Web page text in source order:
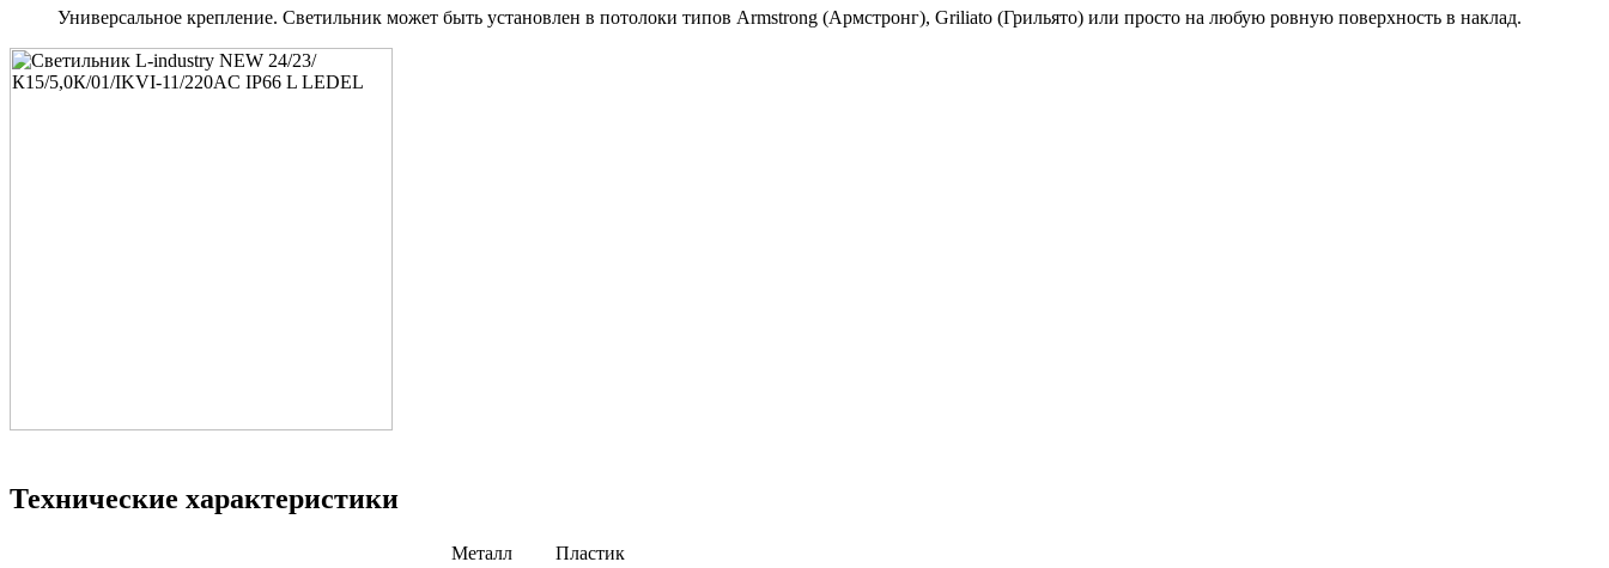
Универсальное крепление. Светильник может быть установлен в потолоки типов Armstrong (Армстронг), Griliato (Грильято) или просто на любую ровную поверхность в наклад.
Технические характеристики
Металл Пластик